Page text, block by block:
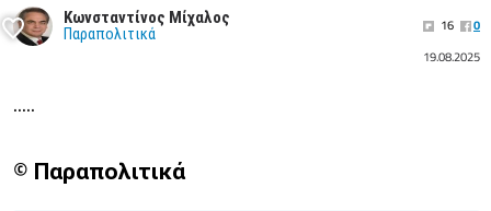
Κωνσταντίνος Μίχαλος
Παραπολιτικά 16
0
19.08.2025
.....
© Παραπολιτικά